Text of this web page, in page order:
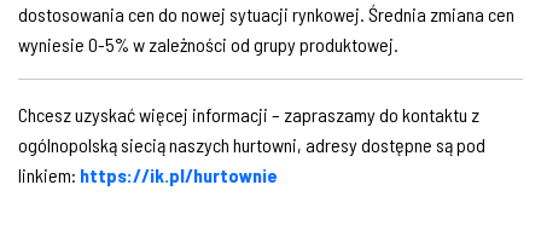
dostosowania cen do nowej sytuacji rynkowej. Średnia zmiana cen
wyniesie 0-5% w zależności od grupy produktowej.
Chcesz uzyskać więcej informacji – zapraszamy do kontaktu z
ogólnopolską siecią naszych hurtowni, adresy dostępne są pod
linkiem: https://ik.pl/hurtownie